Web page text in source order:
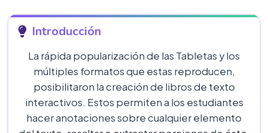
Introducción
La rápida popularización de las Tabletas y los
múltiples formatos que estas reproducen,
posibilitaron la creación de libros de texto
interactivos. Estos permiten a los estudiantes
hacer anotaciones sobre cualquier elemento